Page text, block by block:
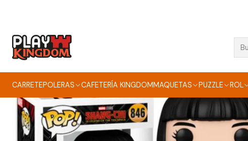
CARRETEPOLERAS CAFETERÍA KINGDOMMAQUETAS PUZZLE ROL